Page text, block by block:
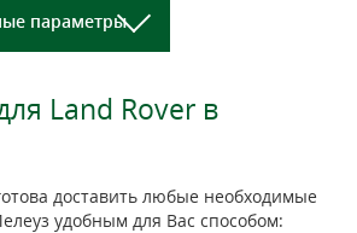
параметры
Land Rover в
доставить любые необходимые
удобным для Вас способом: